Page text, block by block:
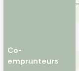
Co-
emprunteurs